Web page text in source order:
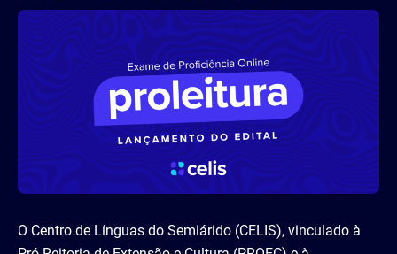
O Centro de Línguas do Semiárido (CELIS), vinculado à